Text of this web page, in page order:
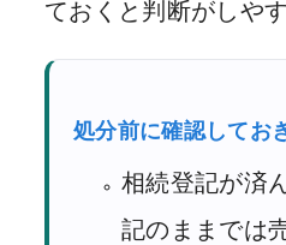
ておくと判断がしや
処分前に確認してお
相続登記が済
記のままでは